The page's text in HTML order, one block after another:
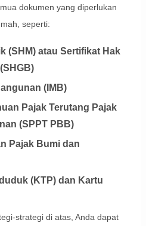
dokumen yang diperlukan
seperti:
(SHM) atau Sertifikat Hak
(IMB)
Pajak Terutang Pajak
(SPPT PBB)
Pajak Bumi dan
(KTP) dan Kartu
strategi di atas, Anda dapat